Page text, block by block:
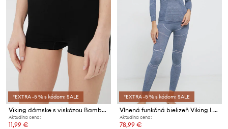
*EXTRA -5 % s kódom: SALE
Viking dámske s viskózou Bamboo Lockness
Aktuálna cena:
11,99 €
*EXTRA -5 % s kódom: SALE
Vlnená funkčná bielizeň Viking Lana Pro Merino
Aktuálna cena:
78,99 €